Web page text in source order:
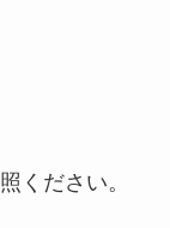
ください。